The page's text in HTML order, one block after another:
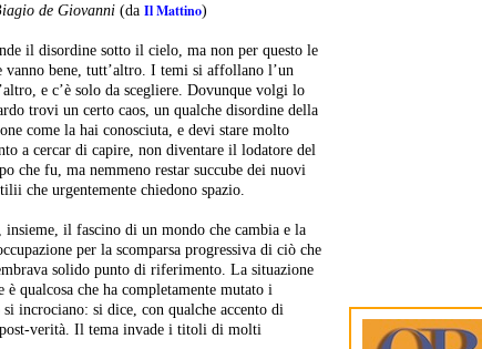
de Giovanni (da Il Mattino)
il disordine sotto il cielo, ma non per questo le
vanno bene, tutt’altro. I temi si affollano l’un
e c’è solo da scegliere. Dovunque volgi lo
trovi un certo caos, un qualche disordine della
come la hai conosciuta, e devi stare molto
a cercar di capire, non diventare il lodatore del
che fu, ma nemmeno restar succube dei nuovi
che urgentemente chiedono spazio.
insieme, il fascino di un mondo che cambia e la
per la scomparsa progressiva di ciò che
solido punto di riferimento. La situazione
qualcosa che ha completamente mutato i
incrociano: si dice, con qualche accento di
post-verità. Il tema invade i titoli di molti